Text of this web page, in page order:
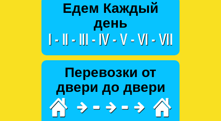
Едем Каждый
день
Перевозки от
двери до двери